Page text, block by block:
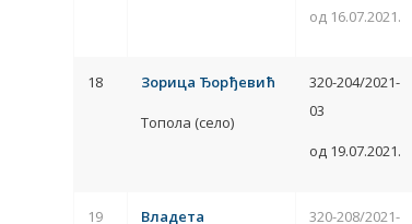
од 16.07.2021.
18 Зорица Ђорђевић
Топола (село)
320-204/2021-
03
од 19.07.2021.
19
Владета
320-208/2021-